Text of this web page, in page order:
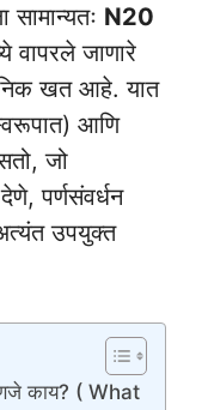
सामान्यतः N20
जाणारे
खत आहे. यात
आणि
जो
पर्णसंवर्धन
उपयुक्त
काय? ( What